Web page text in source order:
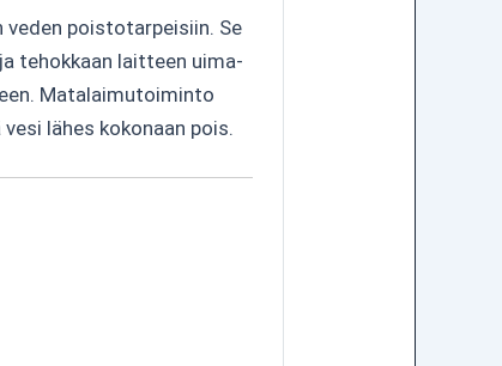
veden poistotarpeisiin. Se
tehokkaan laitteen uima-
Matalaimutoiminto
lähes kokonaan pois.